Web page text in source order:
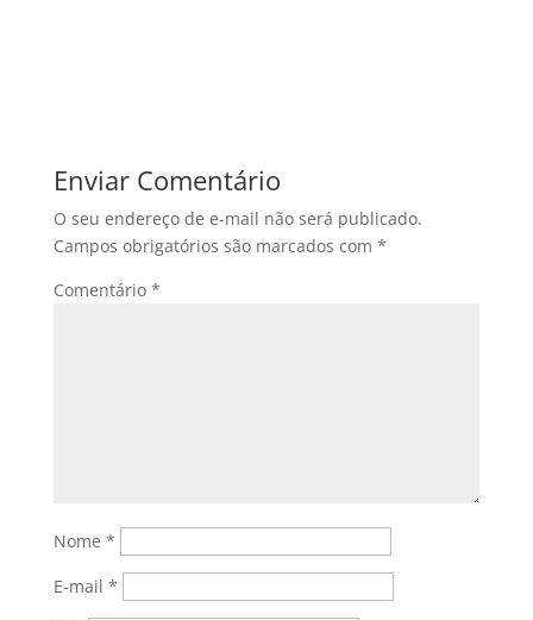
Enviar Comentário
O seu endereço de e-mail não será publicado.
Campos obrigatórios são marcados com *
Comentário *
Nome *
E-mail *